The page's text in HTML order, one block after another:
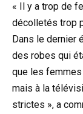
« Il y a trop de
décolletés trop
Dans le dernier
des robes qui
que les
mais à la
strictes », a